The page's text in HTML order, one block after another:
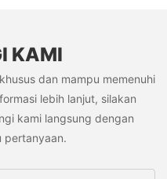
KAMI
dan mampu memenuhi
lebih lanjut, silakan
kami langsung dengan
pertanyaan.